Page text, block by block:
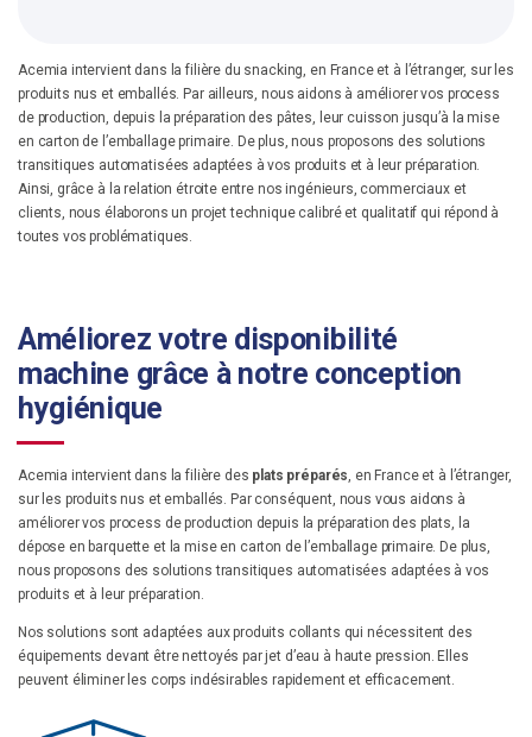
Acemia intervient dans la filière du snacking, en France et à l’étranger, sur les
produits nus et emballés. Par ailleurs, nous aidons à améliorer vos process
de production, depuis la préparation des pâtes, leur cuisson jusqu’à la mise
en carton de l’emballage primaire. De plus, nous proposons des solutions
transitiques automatisées adaptées à vos produits et à leur préparation.
Ainsi, grâce à la relation étroite entre nos ingénieurs, commerciaux et
clients, nous élaborons un projet technique calibré et qualitatif qui répond à
toutes vos problématiques.
Améliorez votre disponibilité
machine grâce à notre conception
hygiénique
Acemia intervient dans la filière des plats préparés, en France et à l’étranger,
sur les produits nus et emballés. Par conséquent, nous vous aidons à
améliorer vos process de production depuis la préparation des plats, la
dépose en barquette et la mise en carton de l’emballage primaire. De plus,
nous proposons des solutions transitiques automatisées adaptées à vos
produits et à leur préparation.
Nos solutions sont adaptées aux produits collants qui nécessitent des
équipements devant être nettoyés par jet d’eau à haute pression. Elles
peuvent éliminer les corps indésirables rapidement et efficacement.